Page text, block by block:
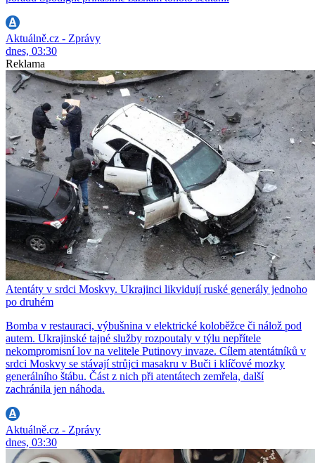
Aktuálně.cz - Zprávy
dnes, 03:30
Reklama
Atentáty v srdci Moskvy. Ukrajinci likvidují ruské generály jednoho
po druhém
Bomba v restauraci, výbušnina v elektrické koloběžce či nálož pod
autem. Ukrajinské tajné služby rozpoutaly v týlu nepřítele
nekompromisní lov na velitele Putinovy invaze. Cílem atentátníků v
srdci Moskvy se stávají strůjci masakru v Buči i klíčové mozky
generálního štábu. Část z nich při atentátech zemřela, další
zachránila jen náhoda.
Aktuálně.cz - Zprávy
dnes, 03:30